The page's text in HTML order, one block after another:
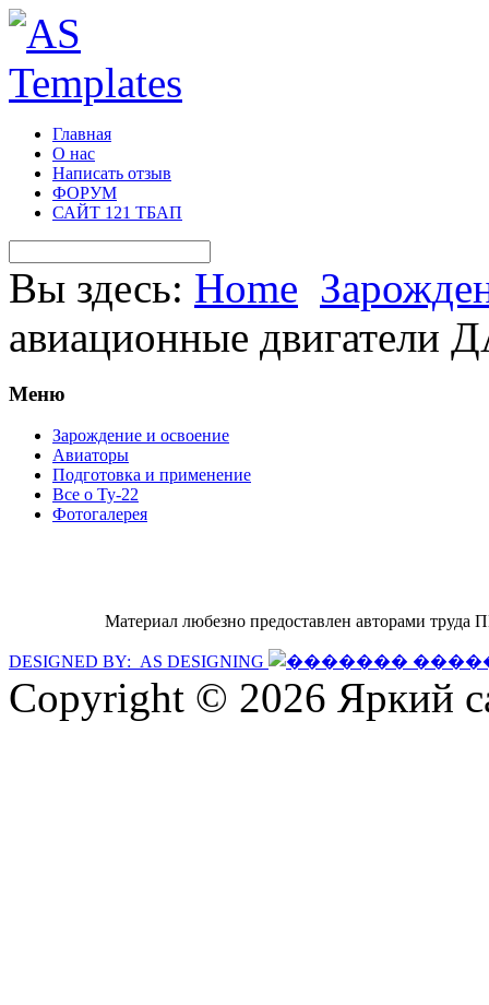
Главная
О нас
Написать отзыв
ФОРУМ
САЙТ 121 ТБАП
Вы здесь: Home
авиационные двигатели
Меню
Зарождение и освоение
Авиаторы
Подготовка и применение
Все о Ту-22
Фотогалерея
Материал любезно предоставлен авторами
DESIGNED BY: AS DESIGNING
Copyright © 2026 Яркий